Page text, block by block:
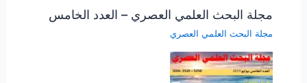
مجلة البحث العلمي العصري – العدد الخامس
مجلة البحث العلمي العصري